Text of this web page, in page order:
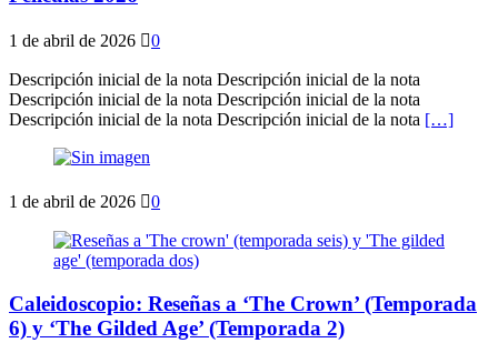
1 de abril de 2026 0
Descripción inicial de la nota Descripción inicial de la nota
Descripción inicial de la nota Descripción inicial de la nota
Descripción inicial de la nota Descripción inicial de la nota […]
1 de abril de 2026 0
Caleidoscopio: Reseñas a ‘The Crown’ (Temporada
6) y ‘The Gilded Age’ (Temporada 2)